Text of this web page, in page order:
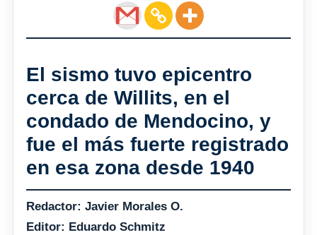
El sismo tuvo epicentro
cerca de Willits, en el
condado de Mendocino, y
fue el más fuerte registrado
en esa zona desde 1940
Redactor: Javier Morales O.
Editor: Eduardo Schmitz